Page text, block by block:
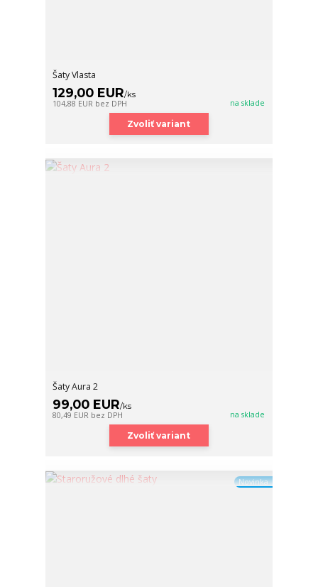
Šaty Vlasta
129,00 EUR/ks
104,88 EUR bez DPH na sklade
Zvoliť variant
Šaty Aura 2
99,00 EUR/ks
80,49 EUR bez DPH na sklade
Zvoliť variant
Novinka